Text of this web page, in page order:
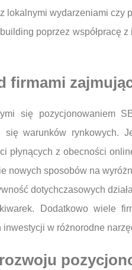
lokalnymi wydarzeniami
poprzez współpracę
firmami
się pozycjonowaniem
się warunków
płynących z obecności
nowych sposobów na
dotychczasowych
Dodatkowo wiele
w różnorodne